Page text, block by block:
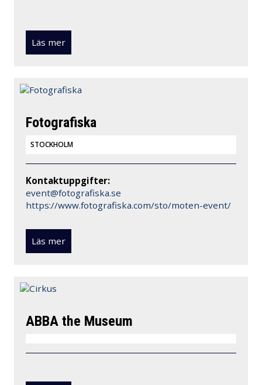
Läs mer
Fotografiska
STOCKHOLM
Kontaktuppgifter:
event@fotografiska.se
https://www.fotografiska.com/sto/moten-event/
Läs mer
ABBA the Museum